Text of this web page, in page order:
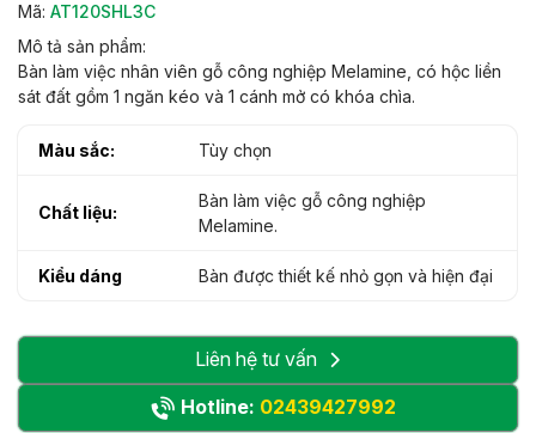
Mã: AT120SHL3C
Mô tả sản phẩm:
Bàn làm việc nhân viên gỗ công nghiệp Melamine, có hộc liền
sát đất gồm 1 ngăn kéo và 1 cánh mở có khóa chìa.
Màu sắc: Tùy chọn
Chất liệu:
Bàn làm việc gỗ công nghiệp
Melamine.
Kiểu dáng Bàn được thiết kế nhỏ gọn và hiện đại
Liên hệ tư vấn
Hotline: 02439427992